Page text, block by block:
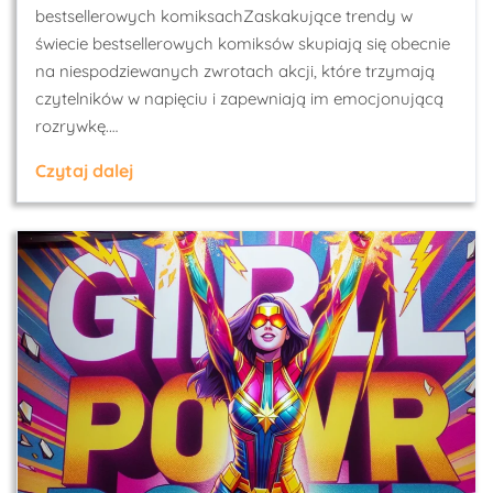
bestsellerowych komiksachZaskakujące trendy w
świecie bestsellerowych komiksów skupiają się obecnie
na niespodziewanych zwrotach akcji, które trzymają
czytelników w napięciu i zapewniają im emocjonującą
rozrywkę.…
Czytaj dalej